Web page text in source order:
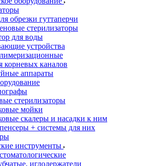
обрезки гуттаперчи
стерилизаторы
для воды
устройства
корневых каналов
аппараты
стерилизаторы
мойки
скалеры и насадки к ним
+ системы для них
инструменты
иглодержатели